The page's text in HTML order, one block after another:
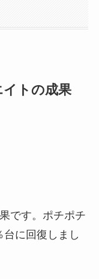
トの成果
です。ポチポチ
に回復しまし